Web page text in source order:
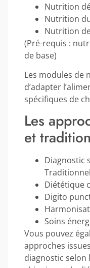
Nutrition
Nutrition
Nutrition
(Pré-requis :
de base)
Les modules
d’adapter
spécifiques de
Les
et
Diagnostic
Diététique
Digito
Soins
Vous pouvez
approches
diagnostic